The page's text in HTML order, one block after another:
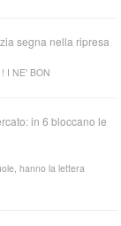
segna nella ripresa
I NE' BON
in 6 bloccano le
hanno la lettera